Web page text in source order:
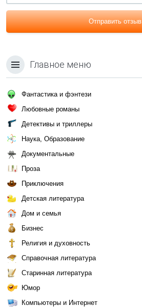
Отправить отзыв
Главное меню
Фантастика и фэнтези
Любовные романы
Детективы и триллеры
Наука, Образование
Документальные
Проза
Приключения
Детская литература
Дом и семья
Бизнес
Религия и духовность
Справочная литература
Старинная литература
Юмор
Компьютеры и Интернет